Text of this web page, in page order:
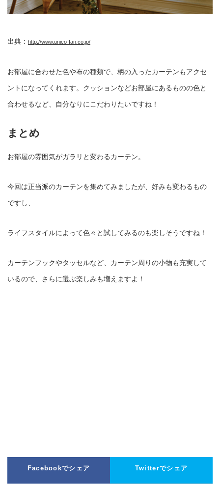
出典： http://www.unico-fan.co.jp/
お部屋に合わせた色や布の種類で、柄の入ったカーテンもアクセ
ントになってくれます。クッションなどお部屋にあるものの色と
合わせるなど、自分なりにこだわりたいですね！
まとめ
お部屋の雰囲気がガラリと変わるカーテン。
今回は正当派のカーテンを集めてみましたが、好みも変わるもの
ですし、
ライフスタイルによって色々と試してみるのも楽しそうですね！
カーテンフックやタッセルなど、カーテン周りの小物も充実して
いるので、さらに選ぶ楽しみも増えますよ！
Facebookでシェア Twitterでシェア